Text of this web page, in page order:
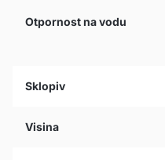
Otpornost na vodu
Sklopiv
Visina